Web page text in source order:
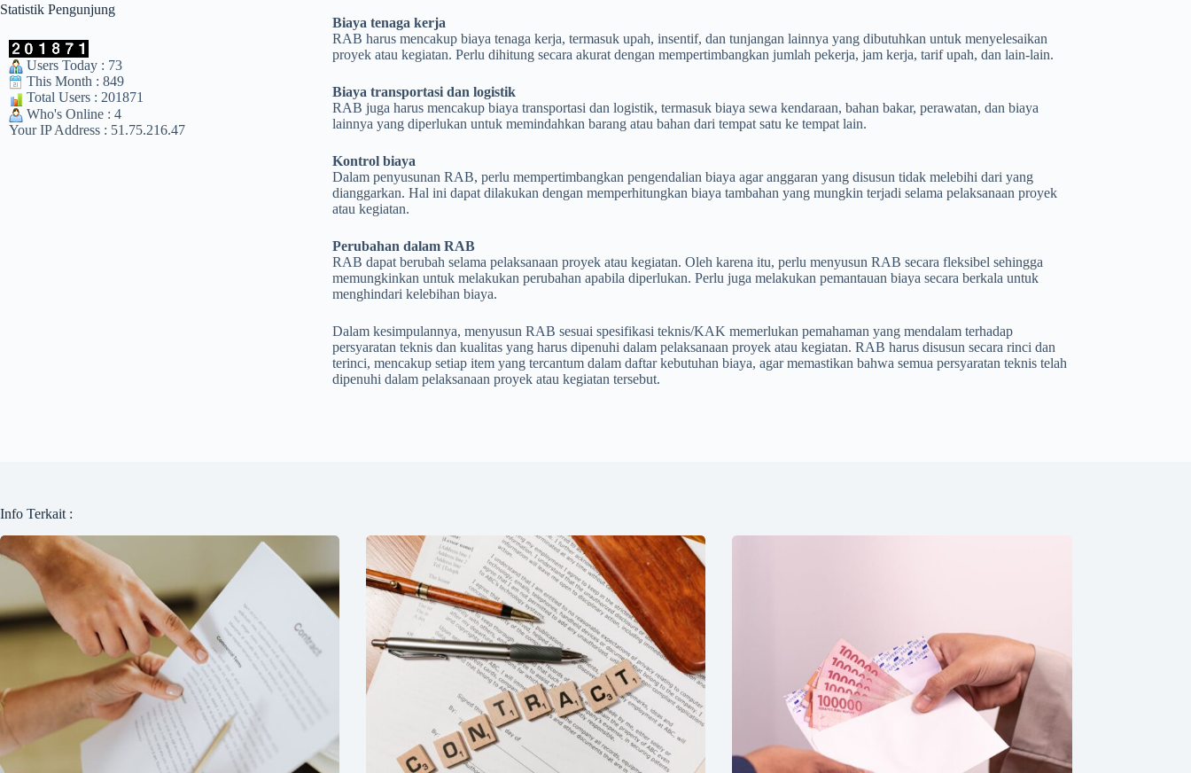
Biaya tenaga kerja
RAB harus mencakup biaya tenaga kerja, termasuk upah, insentif, dan tunjangan lainnya yang dibutuhkan untuk menyelesaikan
proyek atau kegiatan. Perlu dihitung secara akurat dengan mempertimbangkan jumlah pekerja, jam kerja, tarif upah, dan lain-lain.
Biaya transportasi dan logistik
RAB juga harus mencakup biaya transportasi dan logistik, termasuk biaya sewa kendaraan, bahan bakar, perawatan, dan biaya
lainnya yang diperlukan untuk memindahkan barang atau bahan dari tempat satu ke tempat lain.
Kontrol biaya
Dalam penyusunan RAB, perlu mempertimbangkan pengendalian biaya agar anggaran yang disusun tidak melebihi dari yang
dianggarkan. Hal ini dapat dilakukan dengan memperhitungkan biaya tambahan yang mungkin terjadi selama pelaksanaan proyek
atau kegiatan.
Perubahan dalam RAB
RAB dapat berubah selama pelaksanaan proyek atau kegiatan. Oleh karena itu, perlu menyusun RAB secara fleksibel sehingga
memungkinkan untuk melakukan perubahan apabila diperlukan. Perlu juga melakukan pemantauan biaya secara berkala untuk
menghindari kelebihan biaya.
Dalam kesimpulannya, menyusun RAB sesuai spesifikasi teknis/KAK memerlukan pemahaman yang mendalam terhadap
persyaratan teknis dan kualitas yang harus dipenuhi dalam pelaksanaan proyek atau kegiatan. RAB harus disusun secara rinci dan
terinci, mencakup setiap item yang tercantum dalam daftar kebutuhan biaya, agar memastikan bahwa semua persyaratan teknis telah
dipenuhi dalam pelaksanaan proyek atau kegiatan tersebut.
Statistik Pengunjung
Users Today : 73
This Month : 849
Total Users : 201871
Who's Online : 4
Your IP Address : 51.75.216.47
Info Terkait :